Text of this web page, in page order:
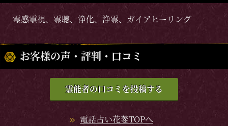
霊感霊視、霊聴、浄化、浄霊、ガイアヒーリング
お客様の声・評判・口コミ
霊能者の口コミを投稿する
電話占い花菱TOPへ